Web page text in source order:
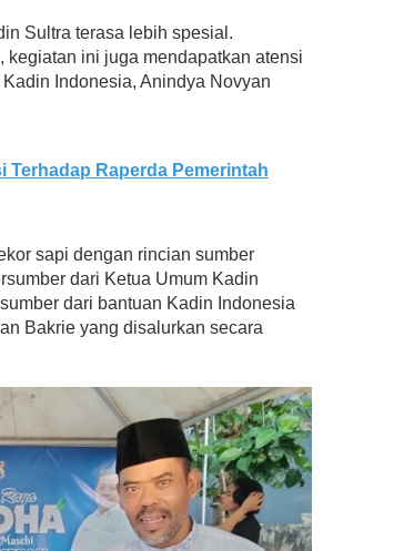
Sultra terasa lebih spesial.
ini juga mendapatkan atensi
Indonesia, Anindya Novyan
Terhadap Raperda Pemerintah
sapi dengan rincian sumber
dari Ketua Umum Kadin
dari bantuan Kadin Indonesia
Bakrie yang disalurkan secara